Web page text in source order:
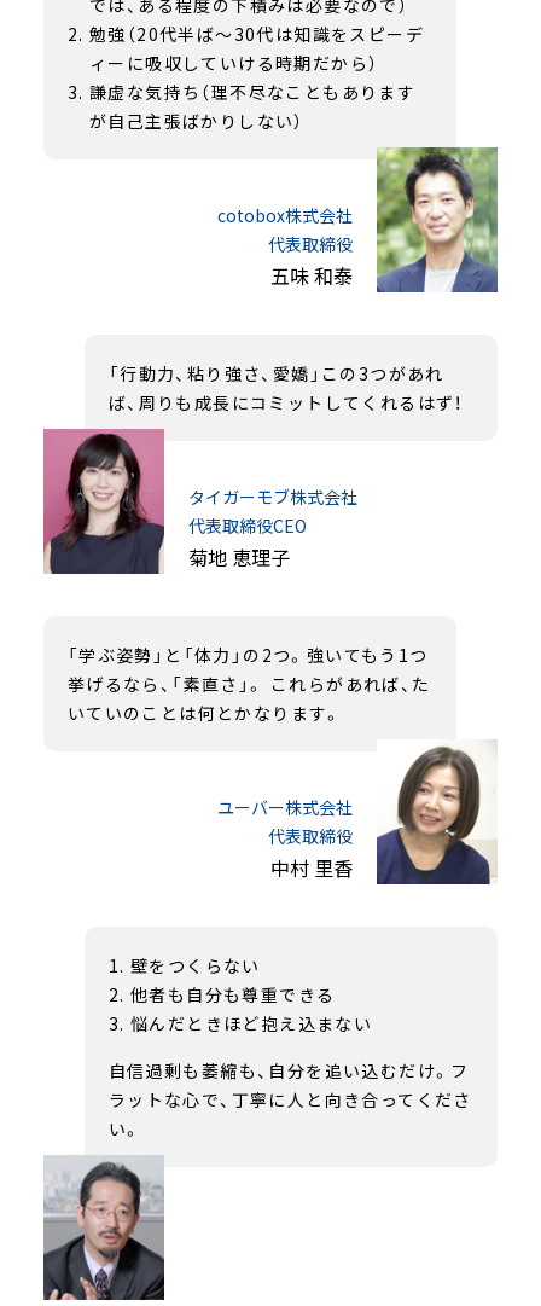
では、ある程度の下積みは必要なので）
勉強（20代半ば～30代は知識をスピーデ
ィーに吸収していける時期だから）
謙虚な気持ち（理不尽なこともあります
が自己主張ばかりしない）
cotobox株式会社
代表取締役
五味 和泰
「行動力、粘り強さ、愛嬌」この3つがあれ
ば、周りも成長にコミットしてくれるはず！
タイガーモブ株式会社
代表取締役CEO
菊地 恵理子
「学ぶ姿勢」と「体力」の2つ。強いてもう1つ
挙げるなら、「素直さ」。 これらがあれば、た
いていのことは何とかなります。
ユーバー株式会社
代表取締役
中村 里香
壁をつくらない
他者も自分も尊重できる
悩んだときほど抱え込まない
自信過剰も萎縮も、自分を追い込むだけ。フ
ラットな心で、丁寧に人と向き合ってくださ
い。